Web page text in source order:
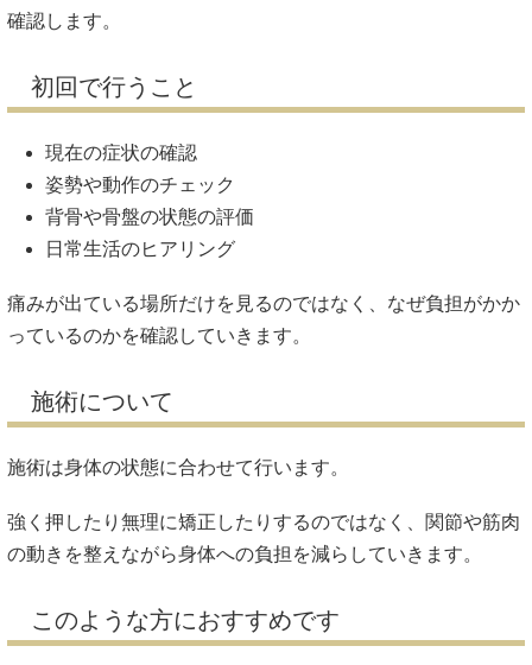
確認します。
初回で行うこと
現在の症状の確認
姿勢や動作のチェック
背骨や骨盤の状態の評価
日常生活のヒアリング
痛みが出ている場所だけを見るのではなく、なぜ負担がかか
っているのかを確認していきます。
施術について
施術は身体の状態に合わせて行います。
強く押したり無理に矯正したりするのではなく、関節や筋肉
の動きを整えながら身体への負担を減らしていきます。
このような方におすすめです